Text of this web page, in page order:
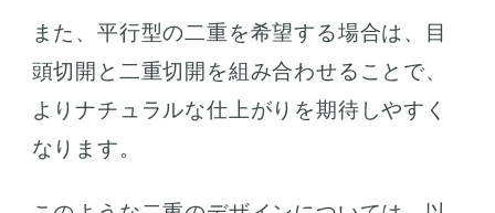
また、平行型の二重を希望する場合は、目
頭切開と二重切開を組み合わせることで、
よりナチュラルな仕上がりを期待しやすく
なります。